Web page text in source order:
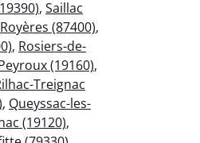
, Saillac
Royères (87400),
, Rosiers-de-
(19160),
Treignac
, Queyssac-les-
(19120),